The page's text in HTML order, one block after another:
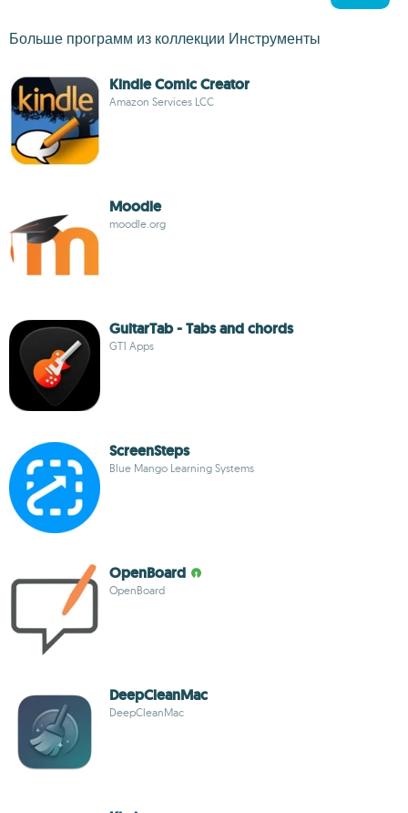
Больше программ из коллекции Инструменты
Kindle Comic Creator
Amazon Services LCC
Moodle
moodle.org
GuitarTab - Tabs and chords
GT1 Apps
ScreenSteps
Blue Mango Learning Systems
OpenBoard
OpenBoard
DeepCleanMac
DeepCleanMac